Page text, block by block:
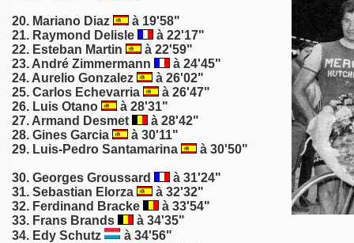
20. Mariano Diaz
à 19'58"
21. Raymond Delisle
à 22'17"
22. Esteban Martin
à 22'59"
23. André Zimmermann
à 24'45"
24. Aurelio Gonzalez
à 26'02"
25. Carlos Echevarria
à 26'47"
26. Luis Otano
à 28'31"
27. Armand Desmet
à 28'42"
28. Gines Garcia
à 30'11"
29. Luis-Pedro Santamarina à 30'50"
30. Georges Groussard
à 31'24"
31. Sebastian Elorza
à 32'32"
32. Ferdinand Bracke
à 33'54"
33. Frans Brands
à 34'35"
34. Edy Schutz
à 34'56"